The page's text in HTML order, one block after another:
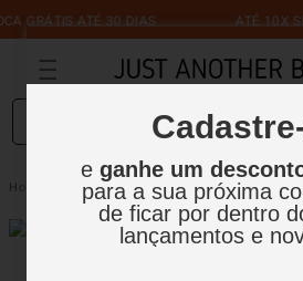
e ganhe um
para a sua próxima
de ficar por dentro
lançamentos e
GRÁTIS ATÉ 30 DIAS ATÉ 10X
O que você está procurando?
Masculino Bermudas e Shorts